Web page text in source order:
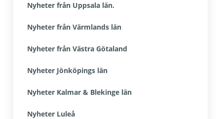
Nyheter från Uppsala län.
Nyheter från Värmlands län
Nyheter från Västra Götaland
Nyheter Jönköpings län
Nyheter Kalmar & Blekinge län
Nyheter Luleå